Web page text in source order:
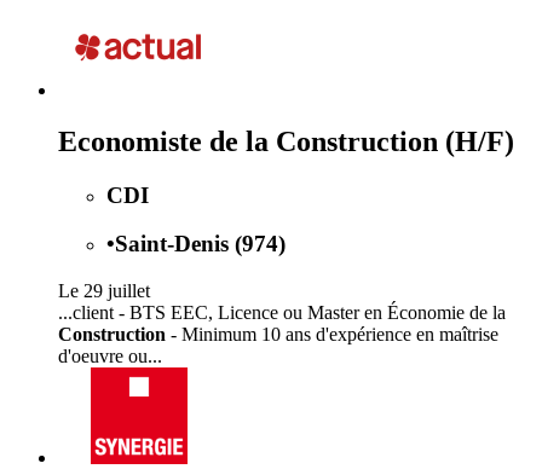
Economiste de la Construction (H/F)
CDI
•Saint-Denis (974)
Le 29 juillet
...client - BTS EEC, Licence ou Master en Économie de la
Construction - Minimum 10 ans d'expérience en maîtrise
d'oeuvre ou...